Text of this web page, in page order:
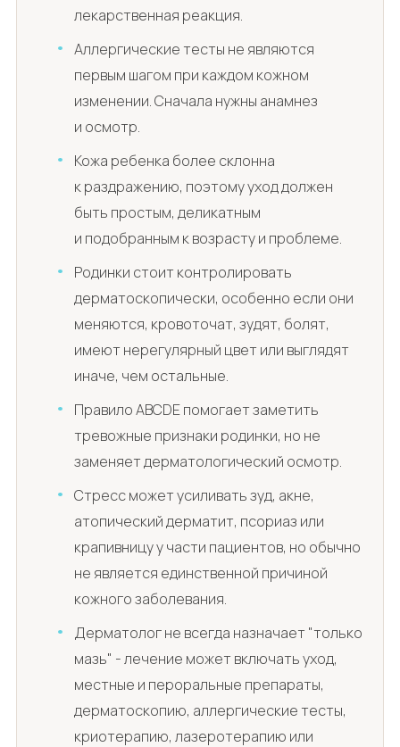
лекарственная реакция.
Аллергические тесты не являются
первым шагом при каждом кожном
изменении. Сначала нужны анамнез
и осмотр.
Кожа ребенка более склонна
к раздражению, поэтому уход должен
быть простым, деликатным
и подобранным к возрасту и проблеме.
Родинки стоит контролировать
дерматоскопически, особенно если они
меняются, кровоточат, зудят, болят,
имеют нерегулярный цвет или выглядят
иначе, чем остальные.
Правило ABCDE помогает заметить
тревожные признаки родинки, но не
заменяет дерматологический осмотр.
Стресс может усиливать зуд, акне,
атопический дерматит, псориаз или
крапивницу у части пациентов, но обычно
не является единственной причиной
кожного заболевания.
Дерматолог не всегда назначает "только
мазь" - лечение может включать уход,
местные и пероральные препараты,
дерматоскопию, аллергические тесты,
криотерапию, лазеротерапию или